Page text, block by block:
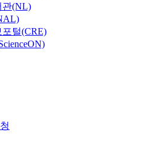
관(NL)
털(CRE)